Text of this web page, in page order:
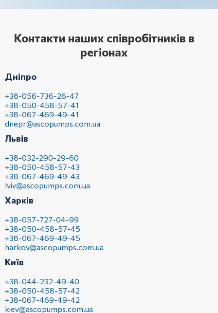
Контакти наших співробітників в
регіонах
Дніпро
+38-056-736-26-47
+38-050-458-57-41
+38-067-469-49-41
dnepr@ascopumps.com.ua
Львів
+38-032-290-29-60
+38-050-458-57-43
+38-067-469-49-43
lviv@ascopumps.com.ua
Харків
+38-057-727-04-99
+38-050-458-57-45
+38-067-469-49-45
harkov@ascopumps.com.ua
Київ
+38-044-232-49-40
+38-050-458-57-42
+38-067-469-49-42
kiev@ascopumps.com.ua